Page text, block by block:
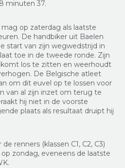
minuten 37.
mag op zaterdag als laatste
De handbiker uit Baelen
start van zijn wegwedstrijd in
toe in de tweede ronde. Zijn
los te zitten en weerhoudt
De Belgische atleet
om dit euvel op te lossen voor
van al zijn inzet om terug te
hij niet in de voorste
plaats als resultaat druipt hij
renners (klassen C1, C2, C3)
zondag, eveneens de laatste